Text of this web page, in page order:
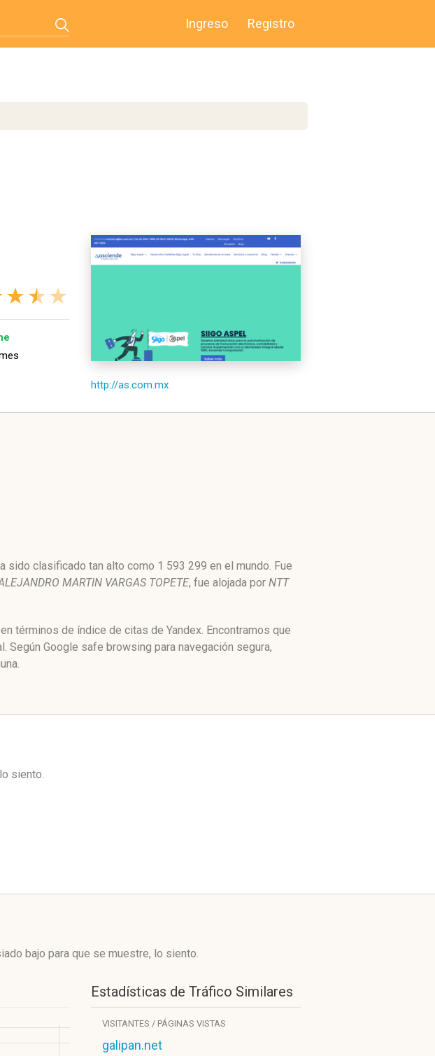
Ingreso Registro
http://as.com.mx
clasificado tan alto como 1 593 299 en el mundo. Fue
MARTIN VARGAS TOPETE, fue alojada por NTT
términos de índice de citas de Yandex. Encontramos que
Según Google safe browsing para navegación segura,
siento.
bajo para que se muestre, lo siento.
Estadísticas de Tráfico Similares
VISITANTES / PÁGINAS VISTAS
galipan.net